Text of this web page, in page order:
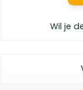
Wil je